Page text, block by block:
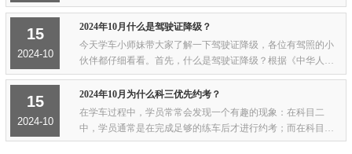
致熄火。处理方法：放松身心，缓慢地抬离合。关键词：“慢”②
带刹车起步时，刹车踩得过重导致熄火...
15
2024-10
2024年10月什么是驾驶证降级？
今天学车小师妹带大家了解一下驾驶证降级，各位有驾照的小
伙伴都仔细看看。首先，什么是驾驶证降级？根据《中华人民
共和国道路交通安全法》规定，驾驶人应当按照驾驶证载明的
准驾车型驾驶机动车。准驾车型越高，可驾...
15
2024-10
2024年10月为什么科三优先约考？
在学车过程中，学员常常会发现一个有趣的现象：在科目二
中，学员通常是在完成足够的练车后才进行约考；而在科目三
路考中，却往往需要先成功约考，然后再进行练车。同样是实